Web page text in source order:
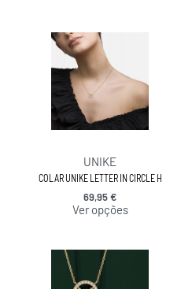
UNIKE
COLAR UNIKE LETTER IN CIRCLE H
69,95€
Ver opções